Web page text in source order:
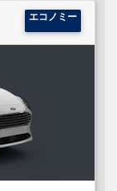
エコノミー